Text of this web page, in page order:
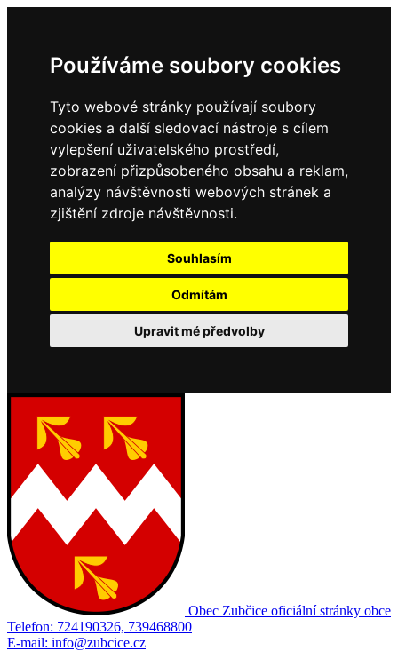
Používáme soubory cookies
Tyto webové stránky používají soubory
cookies a další sledovací nástroje s cílem
vylepšení uživatelského prostředí,
zobrazení přizpůsobeného obsahu a reklam,
analýzy návštěvnosti webových stránek a
zjištění zdroje návštěvnosti.
Souhlasím
Odmítám
Upravit mé předvolby
Obec Zubčice oficiální stránky obce
Telefon: 724190326, 739468800
E-mail: info@zubcice.cz